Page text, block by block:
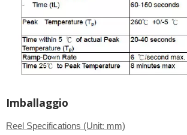
Imballaggio
Reel Specifications (Unit: mm)